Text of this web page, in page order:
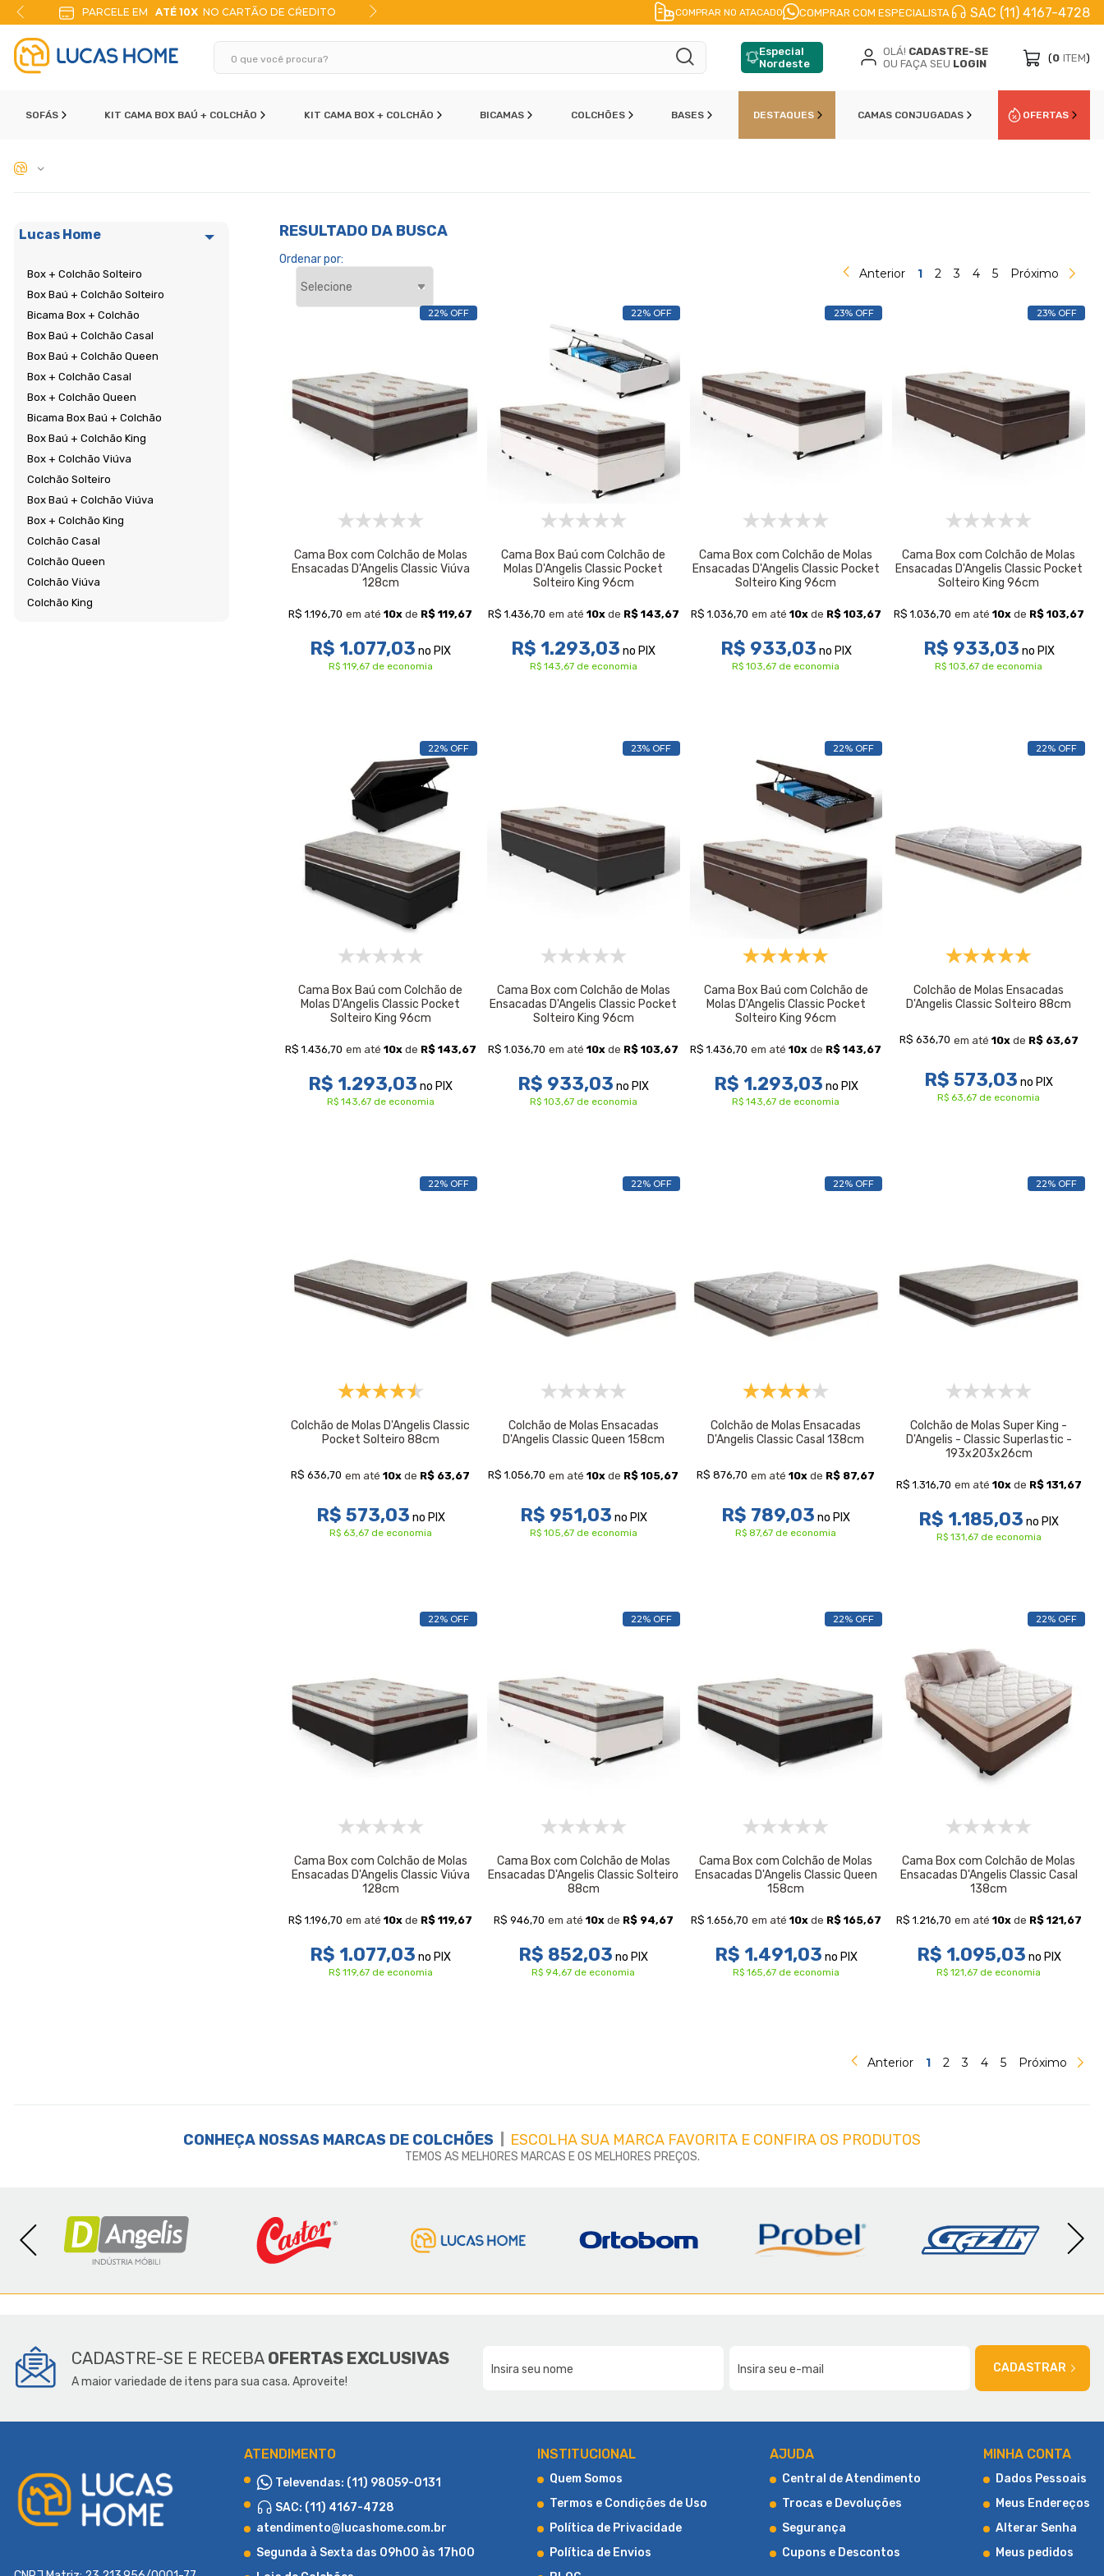
PARCELE EM ATÉ 10X NO CARTÃO DE CŔEDITO FRETE A JATOENVIO IMEDIATO PARCELE EM
COMPRAR NO ATACADO COMPRAR COM ESPECIALISTA SAC (11) 4167-4728
Especial
Nordeste
OLÁ! CADASTRE-SE
OU FAÇA SEU LOGIN (0 ITEM)
SOFÁS KIT CAMA BOX BAÚ + COLCHÃO KIT CAMA BOX + COLCHÃO BICAMAS COLCHÕES BASES DESTAQUES CAMAS CONJUGADAS OFERTAS
Lucas Home RESULTADO DA BUSCA
Ordenar por:
Anterior 1 2 3 4 5 Próximo
22% OFF
Cama Box com Colchão de Molas
Ensacadas D'Angelis Classic Viúva
128cm
R$ 1.196,70 em até10x de R$ 119,67
R$ 1.077,03 no PIX
R$ 119,67 de economia
22% OFF
Cama Box Baú com Colchão de
Molas D'Angelis Classic Pocket
Solteiro King 96cm
R$ 1.436,70 em até 10xde R$ 143,67
R$ 1.293,03 no PIX
R$ 143,67 de economia
23% OFF
Cama Box com Colchão de Molas
Ensacadas D'Angelis Classic Pocket
Solteiro King 96cm
R$ 1.036,70 em até 10xde R$ 103,67
R$ 933,03 no PIX
R$ 103,67 de economia
23% OFF
Cama Box com Colchão de Molas
Ensacadas D'Angelis Classic Pocket
Solteiro King 96cm
R$ 1.036,70 em até 10xde R$ 103,67
R$ 933,03 no PIX
R$ 103,67 de economia
22% OFF
Cama Box Baú com Colchão de
Molas D'Angelis Classic Pocket
Solteiro King 96cm
R$ 1.436,70 em até 10xde R$ 143,67
R$ 1.293,03 no PIX
R$ 143,67 de economia
23% OFF
Cama Box com Colchão de Molas
Ensacadas D'Angelis Classic Pocket
Solteiro King 96cm
R$ 1.036,70 em até10x de R$ 103,67
R$ 933,03 no PIX
R$ 103,67 de economia
22% OFF
Cama Box Baú com Colchão de
Molas D'Angelis Classic Pocket
Solteiro King 96cm
R$ 1.436,70 em até10x de R$ 143,67
R$ 1.293,03 no PIX
R$ 143,67 de economia
22% OFF
Colchão de Molas Ensacadas
D'Angelis Classic Solteiro 88cm
R$ 636,70 em até 10xde R$ 63,67
R$ 573,03 no PIX
R$ 63,67 de economia
22% OFF
Colchão de Molas D'Angelis Classic
Pocket Solteiro 88cm
R$ 636,70 em até10x de R$ 63,67
R$ 573,03 no PIX
R$ 63,67 de economia
22% OFF
Colchão de Molas Ensacadas
D'Angelis Classic Queen 158cm
R$ 1.056,70 em até10x de R$ 105,67
R$ 951,03 no PIX
R$ 105,67 de economia
22% OFF
Colchão de Molas Ensacadas
D'Angelis Classic Casal 138cm
R$ 876,70 em até10x de R$ 87,67
R$ 789,03 no PIX
R$ 87,67 de economia
22% OFF
Colchão de Molas Super King -
D'Angelis - Classic Superlastic -
193x203x26cm
R$ 1.316,70 em até 10xde R$ 131,67
R$ 1.185,03 no PIX
R$ 131,67 de economia
22% OFF
Cama Box com Colchão de Molas
Ensacadas D'Angelis Classic Viúva
128cm
R$ 1.196,70 em até10x de R$ 119,67
R$ 1.077,03 no PIX
R$ 119,67 de economia
22% OFF
Cama Box com Colchão de Molas
Ensacadas D'Angelis Classic Solteiro
88cm
R$ 946,70 em até 10xde R$ 94,67
R$ 852,03 no PIX
R$ 94,67 de economia
22% OFF
Cama Box com Colchão de Molas
Ensacadas D'Angelis Classic Queen
158cm
R$ 1.656,70 em até 10xde R$ 165,67
R$ 1.491,03 no PIX
R$ 165,67 de economia
22% OFF
Cama Box com Colchão de Molas
Ensacadas D'Angelis Classic Casal
138cm
R$ 1.216,70 em até 10xde R$ 121,67
R$ 1.095,03 no PIX
R$ 121,67 de economia
Anterior 1 2 3 4 5 Próximo
CONHEÇA NOSSAS MARCAS DE COLCHÕES ESCOLHA SUA MARCA FAVORITA E CONFIRA OS PRODUTOS
TEMOS AS MELHORES MARCAS E OS MELHORES PREÇOS.
SOBRE A LUCAS HOME
CONHEÇA UM POUCO MAIS SOBRE A LUCAS HOME
CADASTRE-SE E RECEBA OFERTAS EXCLUSIVAS
A maior variedade de itens para sua casa. Aproveite!
CADASTRAR
ATENDIMENTO
Televendas: (11) 98059-0131
SAC: (11) 4167-4728
atendimento@lucashome.com.br
Segunda à Sexta das 09h00 às 17h00
INSTITUCIONAL
Quem Somos
Termos e Condições de Uso
Política de Privacidade
Política de Envios
AJUDA
Central de Atendimento
Trocas e Devoluções
Segurança
Cupons e Descontos
MINHA CONTA
Dados Pessoais
Meus Endereços
Alterar Senha
Meus pedidos